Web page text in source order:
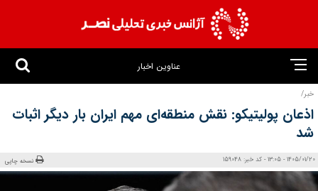
عناوین اخبار
خبر/
اذعان پولیتیکو: نقش منطقه‌ای مهم ایران بار دیگر اثبات
شد
1405/01/20 - 13:05 - کد خبر: 159048 نسخه چاپی